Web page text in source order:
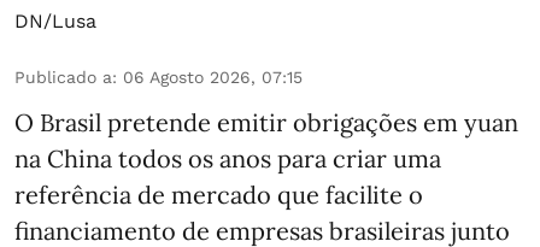
DN/Lusa
Publicado a: 06 Agosto 2026, 07:15
O Brasil pretende emitir obrigações em yuan
na China todos os anos para criar uma
referência de mercado que facilite o
financiamento de empresas brasileiras junto